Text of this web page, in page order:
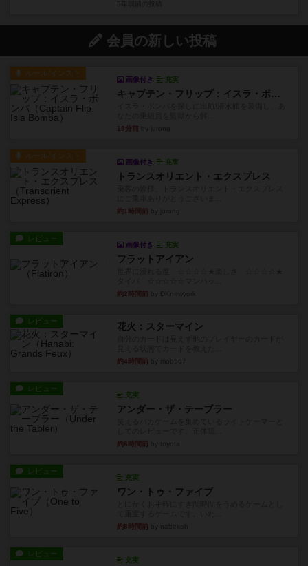
会員の新しい投稿
ルール/インスト
画像付き 充実
キャプテン・フリップ：イスラ・ボンバ
19分前
ルール/インスト
画像付き 充実
トランスオリエント・エクスプレス
約1時間前
レビュー
画像付き 充実
フラットアイアン
約2時間前
レビュー 花火：スターマイン
約4時間前
レビュー
充実
アンダー・ザ・テーブラー
約6時間前
レビュー
充実
ワン・トゥ・ファイブ
約8時間前
レビュー
充実